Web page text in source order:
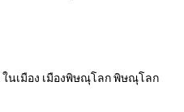
นเมือง เมืองพิษณุโลก พิษณุโลก